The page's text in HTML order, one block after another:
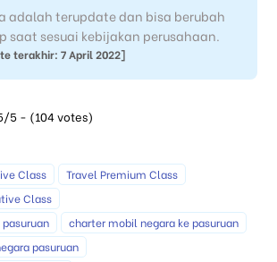
adalah terupdate dan bisa berubah
saat sesuai kebijakan perusahaan.
terakhir: 7 April 2022]
5 - (104 votes)
Class
Travel Premium Class
Class
pasuruan
charter mobil negara ke pasuruan
pasuruan